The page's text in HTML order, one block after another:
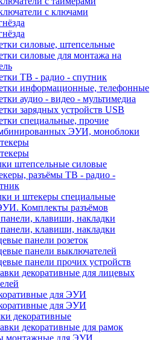
с ключами
силовые, штепсельные
силовые для монтажа на
ТВ - радио - спутник
информационные, телефонные
аудио - видео - мультимедиа
зарядных устройств USB
специальные, прочие
ЭУИ, моноблоки
штепсельные силовые
разъёмы ТВ - радио -
и штекеры специальные
Комплекты разъёмов
клавиши, накладки
клавиши, накладки
панели розеток
панели выключателей
панели прочих устройств
декоративные для лицевых
для ЭУИ
для ЭУИ
декоративные
декоративные для рамок
монтажные для ЭУИ